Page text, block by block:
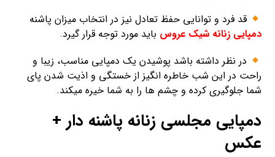
قد فرد و توانایی حفظ تعادل نیز در انتخاب میزان پاشنه
دمپایی زنانه شیک عروس باید مورد توجه قرار گیرد.
در نظر داشته باشد پوشیدن یک دمپایی مناسب، زیبا و
راحت در این شب خاطره انگیز از خستگی و اذیت شدن پای
شما جلوگیری کرده و چشم ها را به شما خیره میکند.
دمپایی مجلسی زنانه پاشنه دار +
عکس